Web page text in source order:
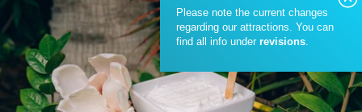
Please note the current changes
regarding our attractions. You can
find all info under revisions.